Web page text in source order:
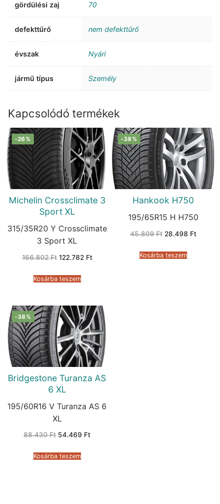
gördülési zaj 70
defekttűrő nem defekttűrő
évszak Nyári
jármű típus Személy
Kapcsolódó termékek
-26%
Michelin Crossclimate 3
Sport XL
315/35R20 Y Crossclimate
3 Sport XL
166.802Ft Original
166.802 Ft.
122.782 FtCurrent
Kosárba teszem
-38%
Hankook H750
195/65R15 H H750
45.809Ft Original
45.809 Ft.
28.498 FtCurrent
Kosárba teszem
-38%
Bridgestone Turanza AS
6 XL
195/60R16 V Turanza AS 6
XL
88.430Ft Original
88.430 Ft.
54.469 FtCurrent
Kosárba teszem